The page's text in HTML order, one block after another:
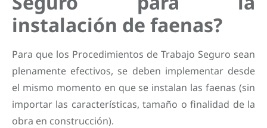
instalación de faenas?
Para que los Procedimientos de Trabajo Seguro sean
plenamente efectivos, se deben implementar desde
el mismo momento en que se instalan las faenas (sin
importar las características, tamaño o finalidad de la
obra en construcción).